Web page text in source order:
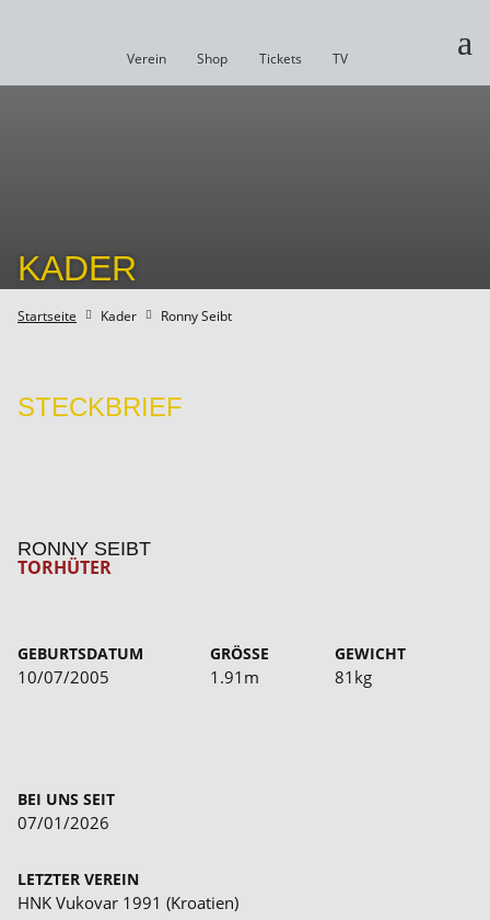
Verein Shop Tickets TV a
KADER
Startseite  Kader  Ronny Seibt
STECKBRIEF
RONNY SEIBT
TORHÜTER
GEBURTSDATUM
10/07/2005
GRÖSSE
1.91m
GEWICHT
81kg
BEI UNS SEIT
07/01/2026
LETZTER VEREIN
HNK Vukovar 1991 (Kroatien)